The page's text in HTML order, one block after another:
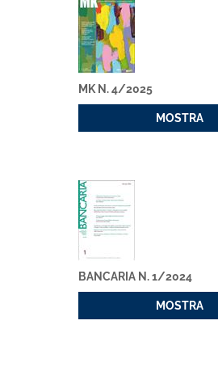
MK N. 4/2025
MOSTRA
BANCARIA N. 1/2024
MOSTRA